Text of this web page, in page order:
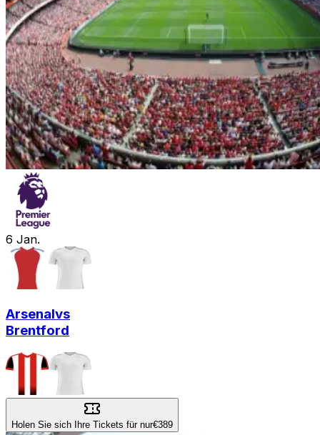
6 Jan.
Arsenalvs
Brentford
Holen Sie sich Ihre Tickets für nur€389